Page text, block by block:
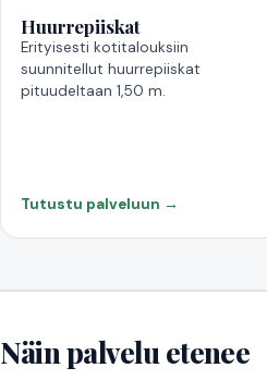
Huurrepiiskat
Erityisesti kotitalouksiin
suunnitellut huurrepiiskat
pituudeltaan 1,50 m.
Tutustu palveluun →
Näin palvelu etenee